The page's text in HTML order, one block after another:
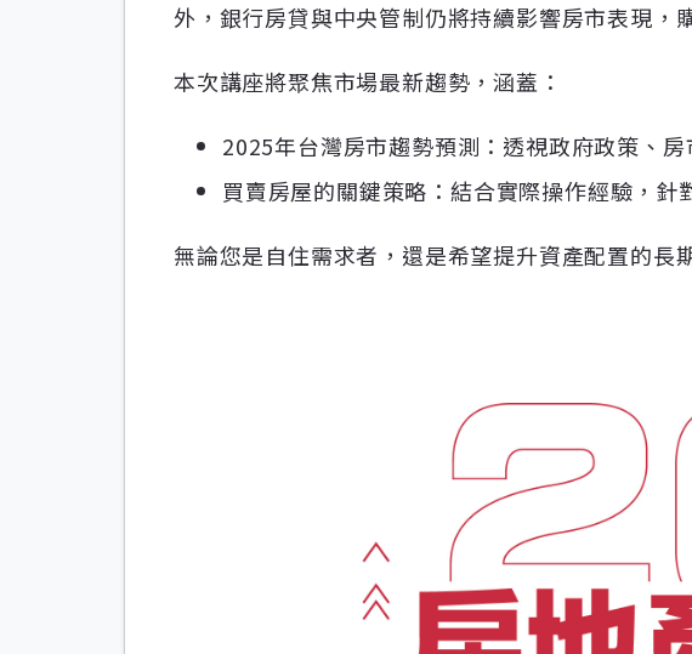
外，銀行房貸與中央管制仍將持續影響房市表現，
本次講座將聚焦市場最新趨勢，涵蓋：
2025年台灣房市趨勢預測：透視政府政策、
買賣房屋的關鍵策略：結合實際操作經驗，
無論您是自住需求者，還是希望提升資產配置的長